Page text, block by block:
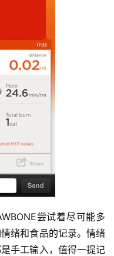
尝试着尽可能多
绪和食品的记录。情绪
手工输入，值得一提记